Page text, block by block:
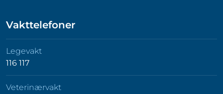
Vakttelefoner
Legevakt
116 117
Veterinærvakt